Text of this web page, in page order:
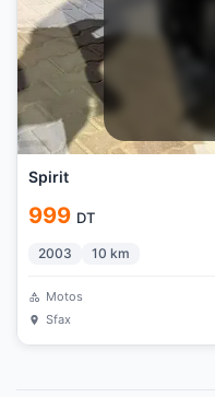
Spirit
999 DT
2003 10 km
Motos
Sfax